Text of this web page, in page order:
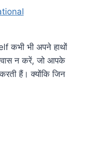
कभी भी अपने हाथों
न करें, जो आपके
करती हैं। क्योंकि जिन